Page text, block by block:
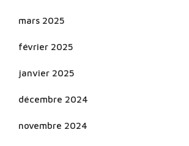
mars 2025
février 2025
janvier 2025
décembre 2024
novembre 2024